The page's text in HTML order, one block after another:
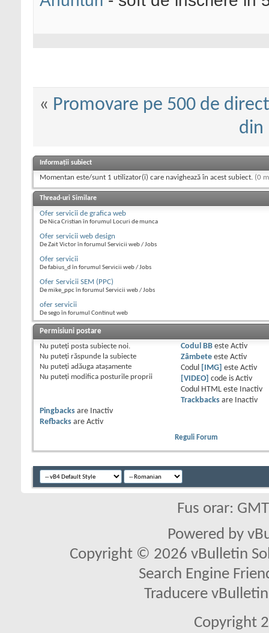
« Promovare pe 500 de
din
Informații subiect
Momentan este/sunt 1 utilizator(i) care navighează în acest subiect. (0
Thread-uri Similare
Ofer servicii de grafica web
De Nica Cristian în forumul Locuri de munca
Ofer servicii web design
De Zait Victor în forumul Servicii web / Jobs
Ofer servicii
De fabius_d în forumul Servicii web / Jobs
Ofer Servicii SEM (PPC)
De mike_ppc în forumul Servicii web / Jobs
ofer servicii
De sego în forumul Continut web
Permisiuni postare
Nu puteţi posta subiecte noi.
Nu puteţi răspunde la subiecte
Nu puteţi adăuga ataşamente
Nu puteţi modifica posturile proprii
Codul BBeste Activ
Zâmbeteeste Activ
Codul
[IMG] este Activ
[VIDEO] code is Activ
Codul HTML este
Inactiv
Trackbacksare
Inactiv
Pingbacks are
Inactiv
Refbacks are Activ
Reguli Forum
Fus orar:
Powered by
Copyright © 2026 vBulletin
Search Engine
Traducere
Copyright